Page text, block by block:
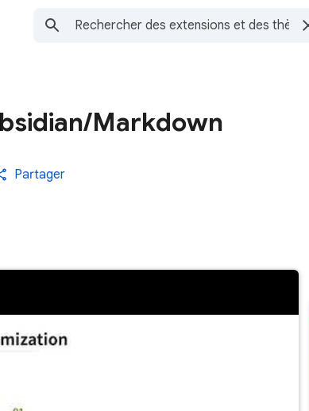
Markdown
Partager